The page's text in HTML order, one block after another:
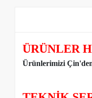
ÜRÜNLER
Ürünlerimizi